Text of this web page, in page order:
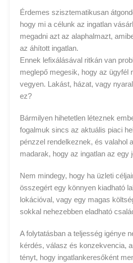
Érdemes szisztematikusan
hogy mi a célunk az ingatlan
megadni azt az alaphalmazt,
az áhított ingatlan.
Ennek lefixálásával ritkán van
meglepő megesik, hogy az ügyfél
vegyen. Lakást, házat, vagy
ez?
Bármilyen hihetetlen léteznek
fogalmuk sincs az aktuális piaci
pénzzel rendelkeznek, és valahol
madarak, hogy az ingatlan az egy
Nem mindegy, hogy ha üzleti
összegért egy könnyen kiadható
lokációval, vagy egy magas
sokkal nehezebben eladható
A folytatásban a teljesség igénye
kérdés, válasz és konzekvencia,
tényt, hogy ingatlankeresőként